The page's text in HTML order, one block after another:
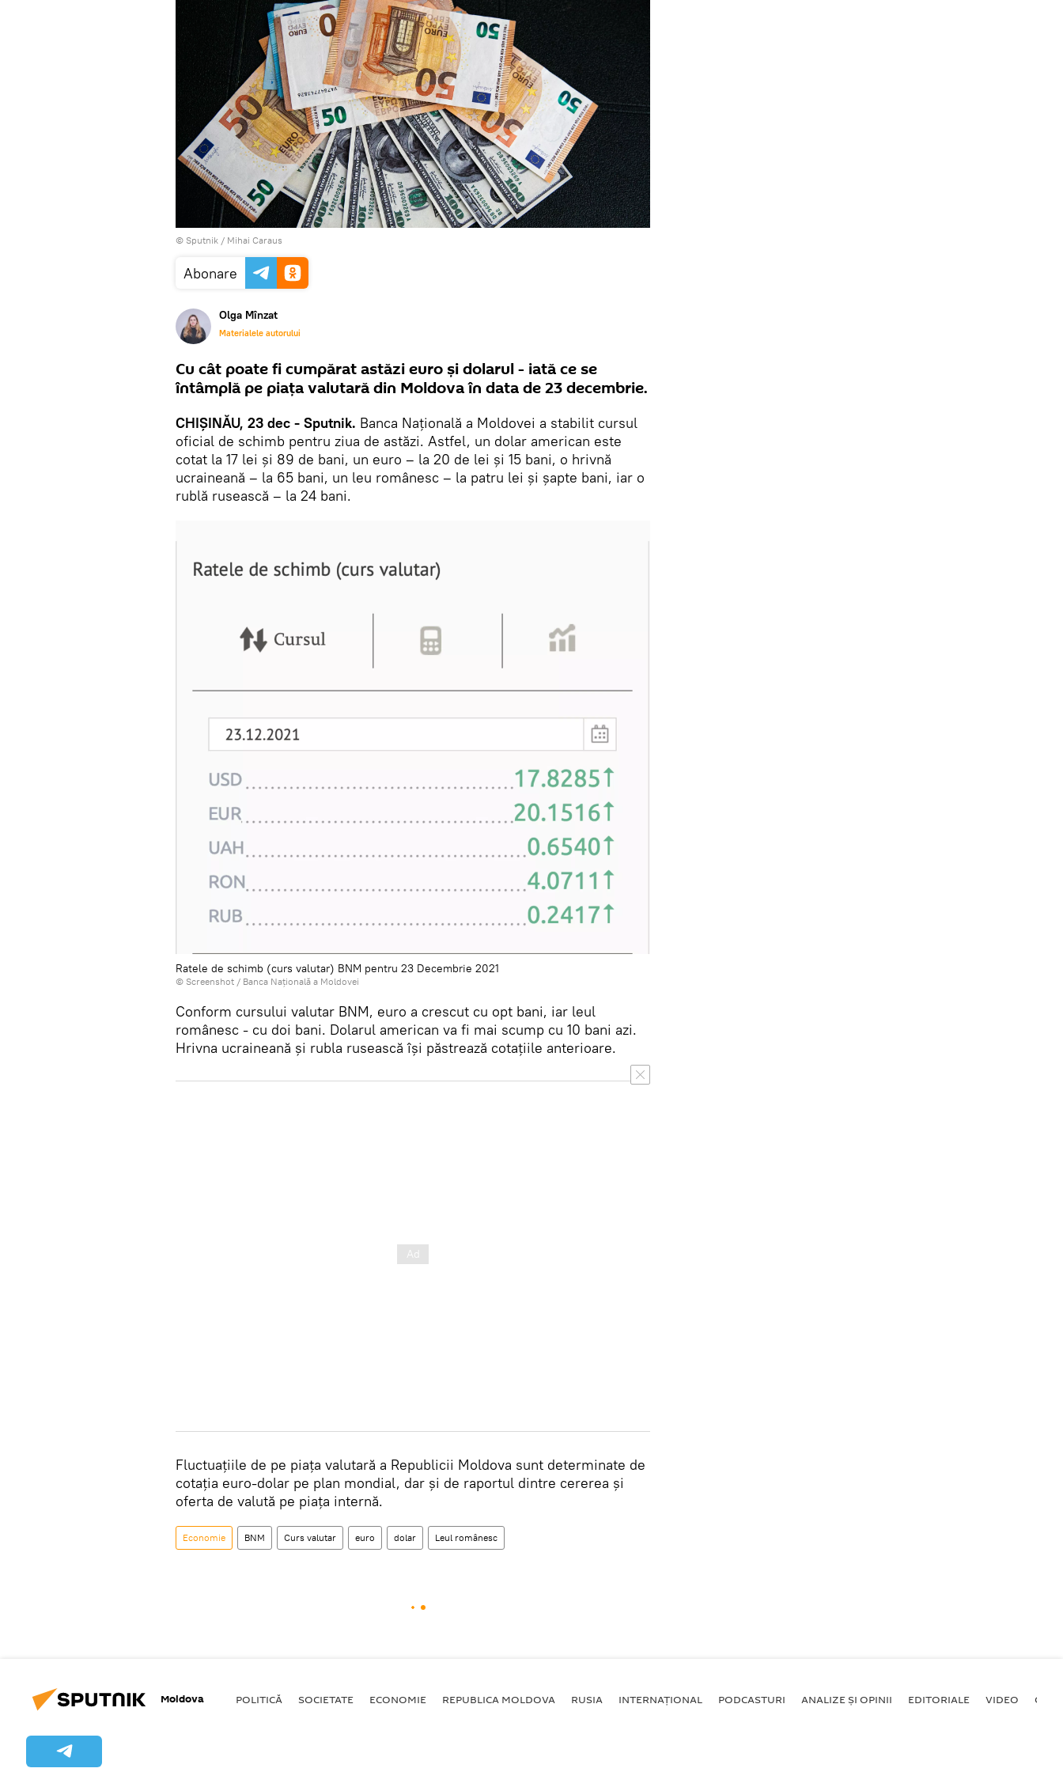
© Sputnik / Mihai Caraus
Abonare
Olga Mînzat
Materialele autorului
Cu cât poate fi cumpărat astăzi euro și dolarul - iată ce se
întâmplă pe piața valutară din Moldova în data de 23 decembrie.
CHIȘINĂU, 23 dec - Sputnik. Banca Națională a Moldovei a stabilit cursul
oficial de schimb pentru ziua de astăzi. Astfel, un dolar american este
cotat la 17 lei și 89 de bani, un euro – la 20 de lei și 15 bani, o hrivnă
ucraineană – la 65 bani, un leu românesc – la patru lei și șapte bani, iar o
rublă rusească – la 24 bani.
Ratele de schimb (curs valutar) BNM pentru 23 Decembrie 2021
© Screenshot / Banca Națională a Moldovei
Conform cursului valutar BNM, euro a crescut cu opt bani, iar leul
românesc - cu doi bani. Dolarul american va fi mai scump cu 10 bani azi.
Hrivna ucraineană și rubla rusească își păstrează cotațiile anterioare.
Fluctuațiile de pe piața valutară a Republicii Moldova sunt determinate de
cotația euro-dolar pe plan mondial, dar și de raportul dintre cererea și
oferta de valută pe piața internă.
Economie BNM Curs valutar euro dolar Leul românesc
Moldova POLITICĂ SOCIETATE ECONOMIE REPUBLICA MOLDOVA RUSIA INTERNAȚIONAL PODCASTURI ANALIZE ȘI OPINII EDITORIALE VIDEO